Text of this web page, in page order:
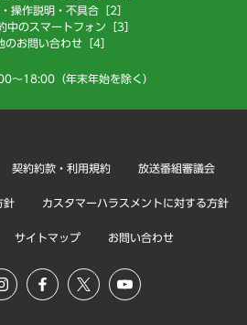
操作説明・不具合［2］
中のスマートフォン［3］
のお問い合わせ［4］
～18:00（年末年始を除く）
契約約款・利用規約 放送番組審議会
針 カスタマーハラスメントに対する方針
サイトマップ お問い合わせ